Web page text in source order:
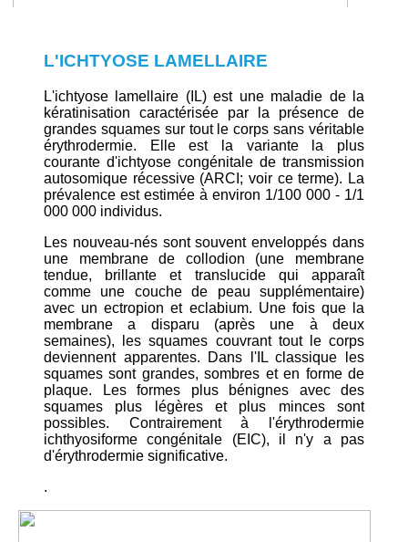
L'ICHTYOSE LAMELLAIRE
L'ichtyose lamellaire (IL) est une maladie de la
kératinisation caractérisée par la présence de
grandes squames sur tout le corps sans véritable
érythrodermie. Elle est la variante la plus
courante d'ichtyose congénitale de transmission
autosomique récessive (ARCI; voir ce terme). La
prévalence est estimée à environ 1/100 000 - 1/1
000 000 individus.
Les nouveau-nés sont souvent enveloppés dans
une membrane de collodion (une membrane
tendue, brillante et translucide qui apparaît
comme une couche de peau supplémentaire)
avec un ectropion et eclabium. Une fois que la
membrane a disparu (après une à deux
semaines), les squames couvrant tout le corps
deviennent apparentes. Dans l'IL classique les
squames sont grandes, sombres et en forme de
plaque. Les formes plus bénignes avec des
squames plus légères et plus minces sont
possibles. Contrairement à l'érythrodermie
ichthyosiforme congénitale (EIC), il n'y a pas
d'érythrodermie significative.
.